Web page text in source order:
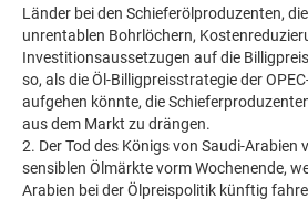
Länder bei den Schieferölproduzenten,
unrentablen Bohrlöchern,
Investitionsaussetzugen auf die
so, als die Öl-Billigpreisstrategie der
aufgehen könnte, die
aus dem Markt zu drängen.
2. Der Tod des Königs von Saudi-Arabien
sensiblen Ölmärkte vorm Wochenende,
Arabien bei der Ölpreispolitik künftig